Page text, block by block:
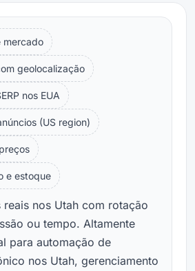
mercado
geolocalização
nos EUA
(US region)
e estoque
reais nos Utah com rotação
ou tempo. Altamente
para automação de
nos Utah, gerenciamento